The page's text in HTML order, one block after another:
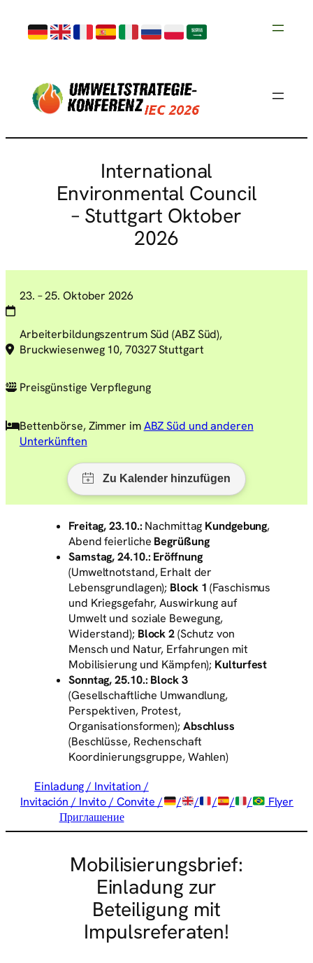
International
Environmental Council
– Stuttgart Oktober
2026
23. – 25. Oktober 2026
Arbeiterbildungszentrum Süd (ABZ Süd),
Bruckwiesenweg 10, 70327 Stuttgart
Preisgünstige Verpflegung
Bettenbörse, Zimmer imABZ Süd und anderen
Unterkünften
Freitag, 23.10.: Nachmittag Kundgebung,
Abend feierliche Begrüßung
Samstag, 24.10.: Eröffnung
(Umweltnotstand, Erhalt der
Lebensgrundlagen); Block 1 (Faschismus
und Kriegsgefahr, Auswirkung auf
Umwelt und soziale Bewegung,
Widerstand); Block 2(Schutz von
Mensch und Natur, Erfahrungen mit
Mobilisierung und Kämpfen); Kulturfest
Sonntag, 25.10.: Block 3
(Gesellschaftliche Umwandlung,
Perspektiven, Protest,
Organisationsformen); Abschluss
(Beschlüsse, Rechenschaft
Koordinierungsgruppe, Wahlen)
Einladung / Invitation /
Invitación / Invito / Convite /
Приглашение
/ / / / / Flyer
Mobilisierungsbrief:
Einladung zur
Beteiligung mit
Impulsreferaten!